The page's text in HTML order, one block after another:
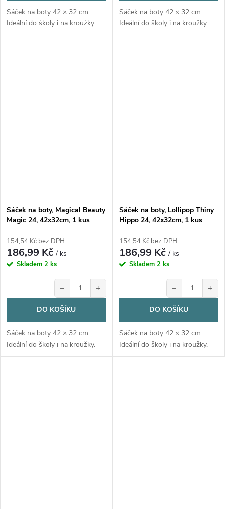
Sáček na boty 42 × 32 cm.
Ideální do školy i na kroužky.
Sáček na boty 42 × 32 cm.
Ideální do školy i na kroužky.
Sáček na boty, Magical Beauty
Magic 24, 42x32cm, 1 kus
154,54 Kč bez DPH
186,99 Kč/ ks
Skladem 2 ks
− +
DO KOŠÍKU
Sáček na boty 42 × 32 cm.
Ideální do školy i na kroužky.
Sáček na boty, Lollipop Thiny
Hippo 24, 42x32cm, 1 kus
154,54 Kč bez DPH
186,99 Kč/ ks
Skladem 2 ks
− +
DO KOŠÍKU
Sáček na boty 42 × 32 cm.
Ideální do školy i na kroužky.